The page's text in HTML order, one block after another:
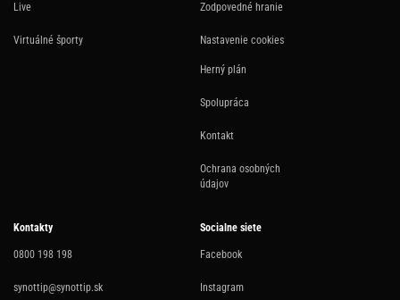
Live
Virtuálné športy
Zodpovedné hranie
Nastavenie cookies
Herný plán
Spolupráca
Kontakt
Ochrana osobných
údajov
Kontakty
0800 198 198
synottip@synottip.sk
Socialne siete
Facebook
Instagram